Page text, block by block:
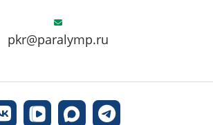
pkr@paralymp.ru